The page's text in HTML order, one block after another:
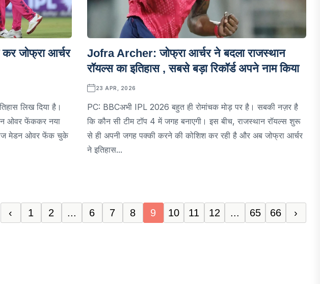
जोफ्रा आर्चर
लिख दिया है।
ओवर फेंककर नया
मेडन ओवर फेंक चुके
Jofra Archer: जोफ्रा आर्चर ने बदला राजस्थान
रॉयल्स का इतिहास , सबसे बड़ा रिकॉर्ड अपने नाम किया
23 APR, 2026
PC: BBCअभी IPL 2026 बहुत ही रोमांचक मोड़ पर है। सबकी नज़र है
कि कौन सी टीम टॉप 4 में जगह बनाएगी। इस बीच, राजस्थान रॉयल्स शुरू
से ही अपनी जगह पक्की करने की कोशिश कर रही है और अब जोफ्रा आर्चर
ने इतिहास...
‹ 1 2 ... 6 7 8 9 10 11 12 ... 65 66 ›